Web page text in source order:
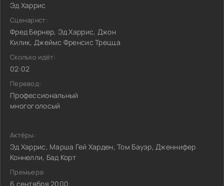
Эд Харрис
Сценарист:
Фред Бернер, Эд Харрис, Джон
Килик, Джеймс Френсис Трецца
Сколько идёт:
02:02
Перевод:
Профессиональный
многоголосый
Актёры:
Эд Харрис, Марша Гей Харден, Том Бауэр, Дженнифер
Коннелли, Бад Корт
Премьера:
6 сентября 2000